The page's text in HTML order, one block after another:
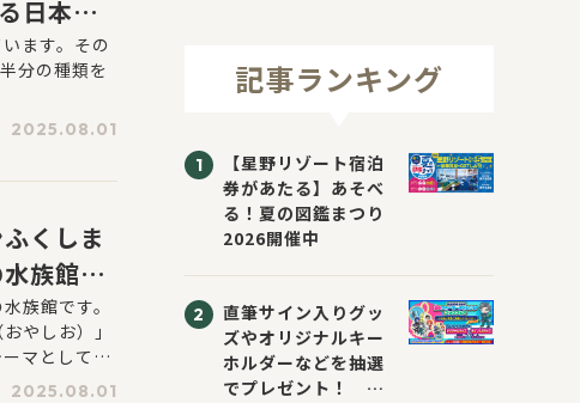
日本の
ます。その
分の種類を
2025.08.01
くしま
族館」
族館です。
やしお）」
マとして、
います。20
2025.08.01
記事ランキング
【星野リゾート宿泊
券があたる】あそべ
る！夏の図鑑まつり
2026開催中
直筆サイン入りグッ
ズやオリジナルキー
ホルダーなどを抽選
でプレゼント！